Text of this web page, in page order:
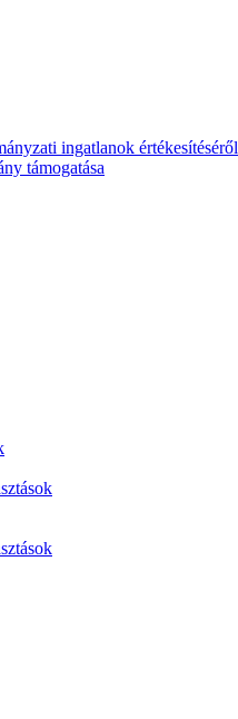
ingatlanok értékesítéséről
támogatása